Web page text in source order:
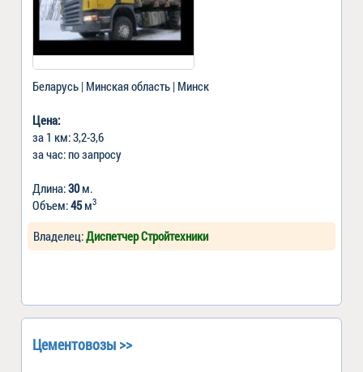
Беларусь | Минская область | Минск
Цена:
за 1 км: 3,2-3,6
за час: по запросу
Длина:30м.
Объем:45м3
Владелец:Диспетчер Стройтехники
Цементовозы >>